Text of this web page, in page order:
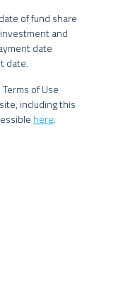
e funcionários não se
de informações
sobre quaisquer
utilização das
reproduzido,
ou em parte, por
dos recursos
uteis após a
a
cotas
of fund share
and
date
date.
of Use
including this
here.